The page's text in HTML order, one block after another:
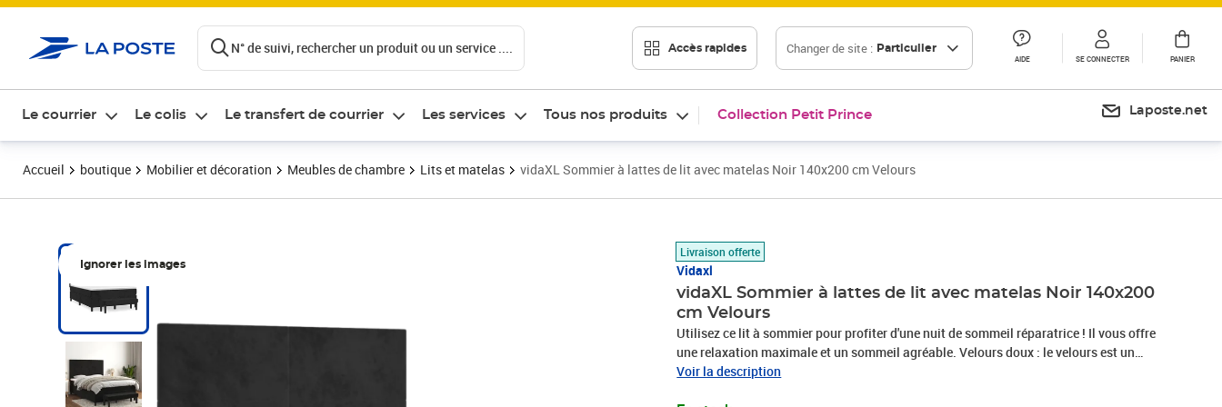
N° de suivi, rechercher un produit ou un service .... Accès rapides Changer de site : Particulier
AIDE SE CONNECTER PANIER
Le courrier Le colis Le transfert de courrier Les services Tous nos produits Collection Petit Prince Laposte.net
Accueil boutique Mobilier et décoration Meubles de chambre Lits et matelas vidaXL Sommier à lattes de lit avec matelas Noir 140x200 cm Velours
Ignorer les images
Livraison offerte
Vidaxl
vidaXL Sommier à lattes de lit avec matelas Noir 140x200
cm Velours
Utilisez ce lit à sommier pour profiter d'une nuit de sommeil réparatrice ! Il vous offre
une relaxation maximale et un sommeil agréable. Velours doux : le velours est un
tissu doux et luxueux qui se reconnaît à son tas dense de fibres uniformément
Voir la description
Prix 580,89€